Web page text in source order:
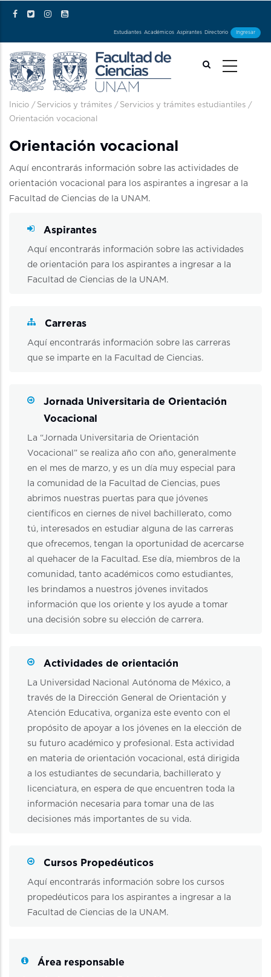
Ingresar
Directorio
Aspirantes
Académicos
Estudiantes
Ruta de navegación
Inicio / Servicios y trámites / Servicios y trámites estudiantiles /
Orientación vocacional
Orientación vocacional
Aquí encontrarás información sobre las actividades de
orientación vocacional para los aspirantes a ingresar a la
Facultad de Ciencias de la UNAM.
Aspirantes
Aquí encontrarás información sobre las actividades
de orientación para los aspirantes a ingresar a la
Facultad de Ciencias de la UNAM.
Carreras
Aquí encontrarás información sobre las carreras
que se imparte en la Facultad de Ciencias.
Jornada Universitaria de Orientación
Vocacional
La “Jornada Universitaria de Orientación
Vocacional” se realiza año con año, generalmente
en el mes de marzo, y es un día muy especial para
la comunidad de la Facultad de Ciencias, pues
abrimos nuestras puertas para que jóvenes
científicos en ciernes de nivel bachillerato, como
tú, interesados en estudiar alguna de las carreras
que ofrecemos, tengan la oportunidad de acercarse
al quehacer de la Facultad. Ese día, miembros de la
comunidad, tanto académicos como estudiantes,
les brindamos a nuestros jóvenes invitados
información que los oriente y los ayude a tomar
una decisión sobre su elección de carrera.
Actividades de orientación
La Universidad Nacional Autónoma de México, a
través de la Dirección General de Orientación y
Atención Educativa, organiza este evento con el
propósito de apoyar a los jóvenes en la elección de
su futuro académico y profesional. Esta actividad
en materia de orientación vocacional, está dirigida
a los estudiantes de secundaria, bachillerato y
licenciatura, en espera de que encuentren toda la
información necesaria para tomar una de las
decisiones más importantes de su vida.
Cursos Propedéuticos
Aquí encontrarás información sobre los cursos
propedéuticos para los aspirantes a ingresar a la
Facultad de Ciencias de la UNAM.
Área responsable